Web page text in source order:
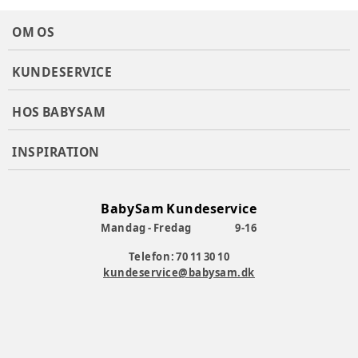
OM OS
KUNDESERVICE
HOS BABYSAM
INSPIRATION
BabySam Kundeservice
Mandag - Fredag
9-16
Telefon: 70 11 30 10
kundeservice@babysam.dk